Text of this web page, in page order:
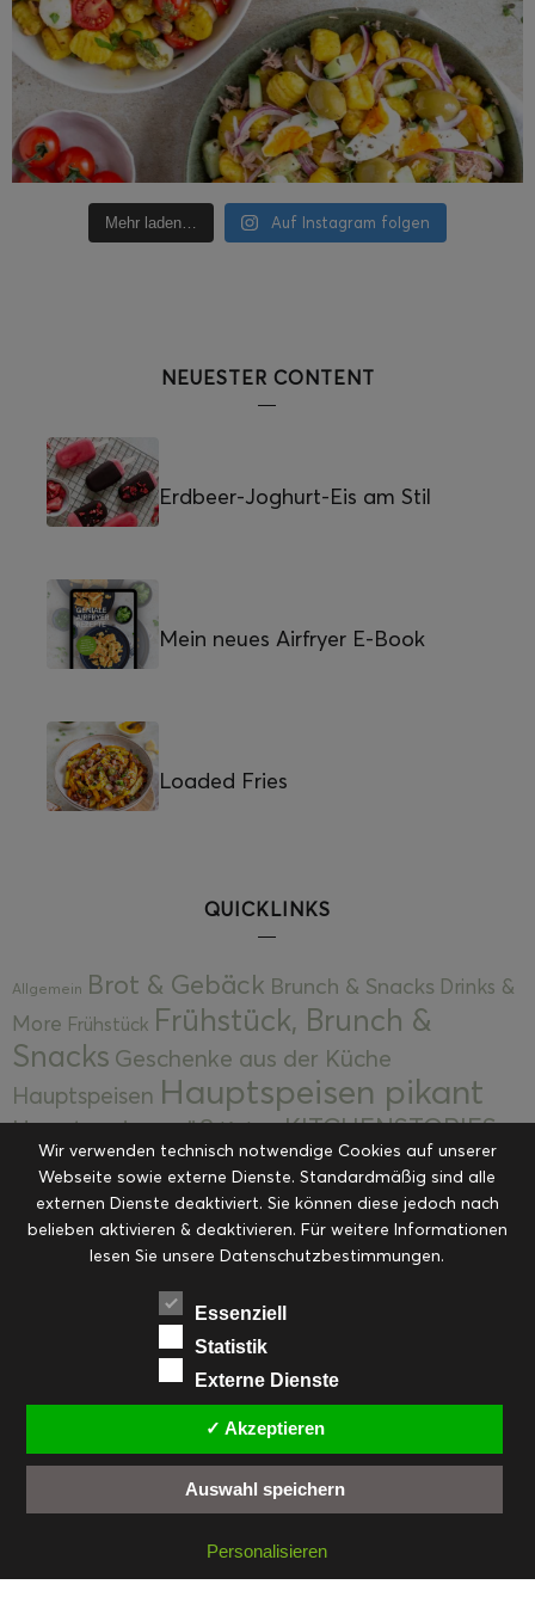
Mehr laden… Auf Instagram folgen
NEUESTER CONTENT
Erdbeer-Joghurt-Eis am Stil
Mein neues Airfryer E-Book
Loaded Fries
QUICKLINKS
Allgemein Brot & Gebäck Brunch & Snacks Drinks &
More Frühstück Frühstück, Brunch &
Snacks Geschenke aus der Küche
Hauptspeisen Hauptspeisen pikant
Hauptspeisen süßKekseKITCHENSTORIES
Kuchen, Torten & Desserts Kuchen und
Desserts Kulinarik Kulinarische Mitbringsel &
Eingemachtes Ohne Kategorie Ostern Resteküche
RezepteSaisonalSliderStartseite
Suppen, Salate & Vorspeisen
Vorspeisen, Salate & Suppen
Weihnachten Workshops & Events
FACEBOOK PINTEREST
EMAIL
INSTAGRAM
© cookiteasy.at by Simone Kemptner | powered byECKER Digital IT Solutions
Wir verwenden technisch notwendige Cookies auf unserer
Webseite sowie externe Dienste. Standardmäßig sind alle
externen Dienste deaktiviert. Sie können diese jedoch nach
belieben aktivieren & deaktivieren. Für weitere Informationen
lesen Sie unsere Datenschutzbestimmungen.
Essenziell
Statistik
Externe Dienste
✓ Akzeptieren
Auswahl speichern
Personalisieren